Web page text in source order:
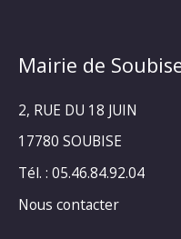
Mairie de
2, RUE DU 18 JUIN
17780 SOUBISE
Tél. : 05.46.84.92.04
Nous contacter